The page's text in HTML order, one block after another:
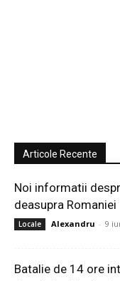
Articole Recente
Noi informatii
deasupra Romaniei
Locale Alexandru - 9
Batalie de 14 ore